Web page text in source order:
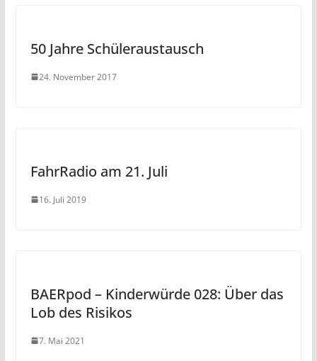
50 Jahre Schüleraustausch
24. November 2017
FahrRadio am 21. Juli
16. Juli 2019
BAERpod – Kinderwürde 028: Über das
Lob des Risikos
7. Mai 2021